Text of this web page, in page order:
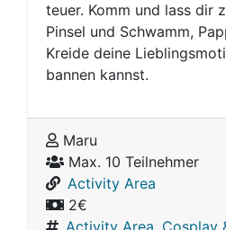
teuer. Komm und lass dir
Pinsel und Schwamm,
Kreide deine
bannen kannst.
Maru
Max. 10 Teilnehmer
Activity Area
2€
Activity Area, Cosplay